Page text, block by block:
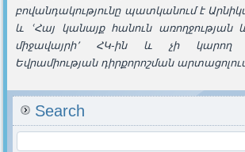
բովանդակությունը պատկանում է
և ՙՀայ կանայք հանուն առողջության
միջավայրի՚ ՀԿ-ին և չի կարող
Եվրամիության դիրքորոշման
Search